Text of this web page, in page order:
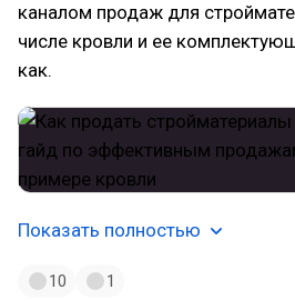
каналом продаж для
числе кровли и ее
как.
Показать полностью
10 1